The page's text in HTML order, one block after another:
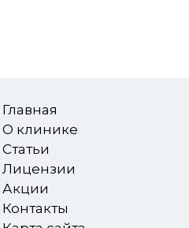
Главная
О клинике
Статьи
Лицензии
Акции
Контакты